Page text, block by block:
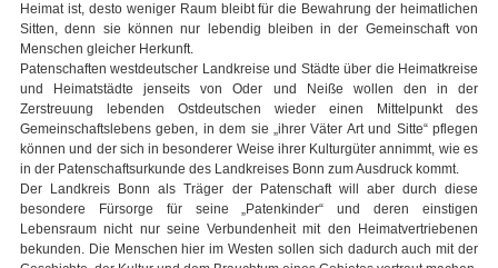
Heimat ist, desto weniger Raum bleibt für die Bewahrung der heimatlichen
Sitten, denn sie können nur lebendig bleiben in der Gemeinschaft von
Menschen gleicher Herkunft.
Patenschaften westdeutscher Landkreise und Städte über die Heimatkreise
und Heimatstädte jenseits von Oder und Neiße wollen den in der
Zerstreuung lebenden Ostdeutschen wieder einen Mittelpunkt des
Gemeinschaftslebens geben, in dem sie „ihrer Väter Art und Sitte“ pflegen
können und der sich in besonderer Weise ihrer Kulturgüter annimmt, wie es
in der Patenschaftsurkunde des Landkreises Bonn zum Ausdruck kommt.
Der Landkreis Bonn als Träger der Patenschaft will aber durch diese
besondere Fürsorge für seine „Patenkinder“ und deren einstigen
Lebensraum nicht nur seine Verbundenheit mit den Heimatvertriebenen
bekunden. Die Menschen hier im Westen sollen sich dadurch auch mit der